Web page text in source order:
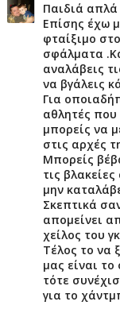
Παιδιά απλά
Επίσης έχω
φταίξιμο
σφάλματα
αναλάβεις
να βγάλεις
Για
αθλητές
μπορείς να
στις αρχές
Μπορείς
τις
μην
Σκεπτικά
απομείνει
χείλος του
Τέλος το να
μας είναι
τότε
για το